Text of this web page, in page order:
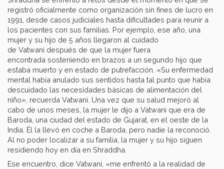
registró oficialmente como organización sin fines de lucro en
1991, desde casos judiciales hasta dificultades para reunir a
los pacientes con sus familias. Por ejemplo, ese año, una
mujer y su hijo de 5 años llegaron al cuidado
de Vatwani después de que la mujer fuera
encontrada sosteniendo en brazos a un segundo hijo que
estaba muerto y en estado de putrefacción. «Su enfermedad
mental había anulado sus sentidos hasta tal punto que había
descuidado las necesidades básicas de alimentación del
niño», recuerda Vatwani. Una vez que su salud mejoró al
cabo de unos meses, la mujer le dijo a Vatwani que era de
Baroda, una ciudad del estado de Gujarat, en el oeste de la
India. Él la llevó en coche a Baroda, pero nadie la reconoció.
Al no poder localizar a su familia, la mujer y su hijo siguen
residiendo hoy en día en Shraddha.
Ese encuentro, dice Vatwani, «me enfrentó a la realidad de